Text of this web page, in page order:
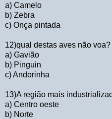
a) Camelo
b) Zebra
c) Onça pintada
12)qual destas aves não voa?
a) Gavião
b) Pinguin
c) Andorinha
13)A região mais
a) Centro oeste
b) Norte